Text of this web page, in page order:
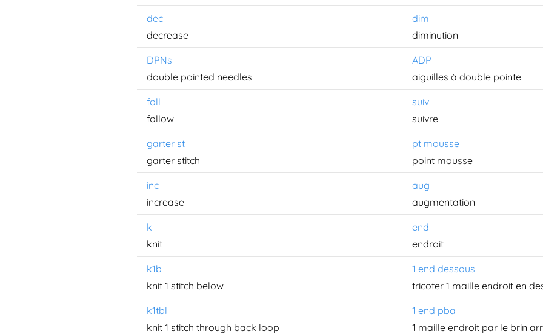
dec
dim
decrease
diminution
DPNs
ADP
double pointed needles
aiguilles à double pointe
foll
suiv
follow
suivre
garter st
pt mousse
garter stitch
point mousse
inc
aug
increase
augmentation
k
end
knit
endroit
k1b
1 end dessous
knit 1 stitch below
tricoter 1 maille endroit en
k1tbl
1 end pba
knit 1 stitch through back loop
1 maille endroit par le brin